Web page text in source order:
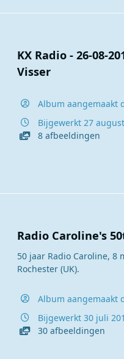
KX Radio - 26-08-
Visser
Album aangemaakt
Bijgewerkt 27
8 afbeeldingen
Radio Caroline's
50 jaar Radio Caroline, 8
Rochester (UK).
Album aangemaakt
Bijgewerkt 30 juli
30 afbeeldingen